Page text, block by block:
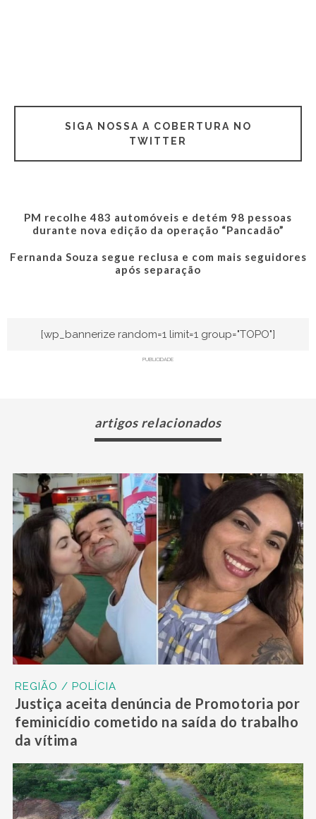
SIGA NOSSA A COBERTURA NO
TWITTER
PM recolhe 483 automóveis e detém 98 pessoas
durante nova edição da operação “Pancadão”
Fernanda Souza segue reclusa e com mais seguidores
após separação
[wp_bannerize random=1 limit=1 group="TOPO"]
PUBLICIDADE
artigos relacionados
REGIÃO / POLÍCIA
Justiça aceita denúncia de Promotoria por
feminicídio cometido na saída do trabalho
da vítima